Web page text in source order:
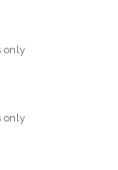
only
only